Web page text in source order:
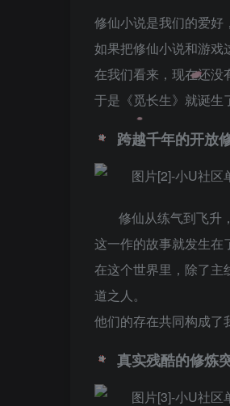
修仙小说是我们的爱好
如果把修仙小说和游戏
在我们看来，现在还没
于是《觅长生》就诞生
跨越千年的开放
修仙从练气到飞升
这一作的故事就发生
在这个世界里，除了主
道之人。
他们的存在共同构成了
真实残酷的修炼